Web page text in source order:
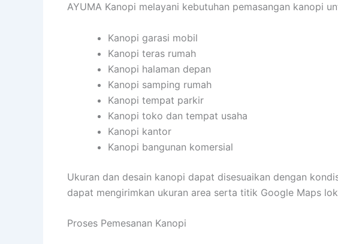
AYUMA Kanopi melayani kebutuhan pemasangan kanopi
Kanopi garasi mobil
Kanopi teras rumah
Kanopi halaman depan
Kanopi samping rumah
Kanopi tempat parkir
Kanopi toko dan tempat usaha
Kanopi kantor
Kanopi bangunan komersial
Ukuran dan desain kanopi dapat disesuaikan dengan
dapat mengirimkan ukuran area serta titik Google Maps
Proses Pemesanan Kanopi